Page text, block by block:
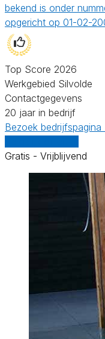
bekend is onder
opgericht op 01-02-
Top Score 2026
Werkgebied Silvolde
Contactgegevens
20 jaar in bedrijf
Bezoek bedrijfspagina
Gratis - Vrijblijvend